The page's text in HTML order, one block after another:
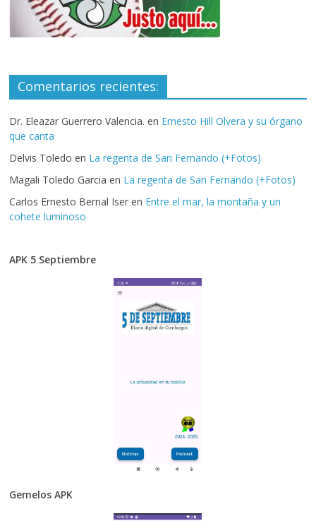
Comentarios recientes:
Dr. Eleazar Guerrero Valencia. en Ernesto Hill Olvera y su órgano
que canta
Delvis Toledo en La regenta de San Fernando (+Fotos)
Magali Toledo Garcia en La regenta de San Fernando (+Fotos)
Carlos Ernesto Bernal Iser en Entre el mar, la montaña y un
cohete luminoso
APK 5 Septiembre
Gemelos APK